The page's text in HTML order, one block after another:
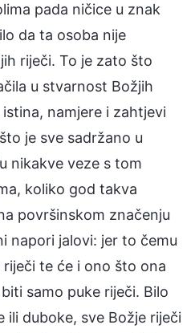
pada ničice u znak
da ta osoba nije
riječi. To je zato što
u stvarnost Božjih
namjere i zahtjevi
je sve sadržano u
nikakve veze s tom
koliko god takva
površinskom značenju
napori jalovi: jer to čemu
te će i ono što ona
samo puke riječi. Bilo
ili duboke, sve Božje riječi